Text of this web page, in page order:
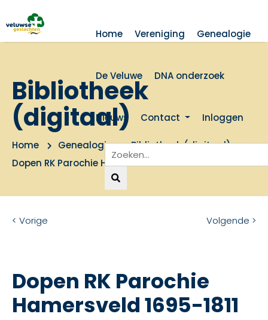
Home Vereniging Genealogie
De Veluwe DNA onderzoek
Nieuws Contact Inloggen
Bibliotheek
(digitaal)
Home Genealogie
Bibliotheek (digitaal)
Dopen RK Parochie Hamersveld 1695-1811
< Vorige Volgende >
Dopen RK Parochie
Hamersveld 1695-1811